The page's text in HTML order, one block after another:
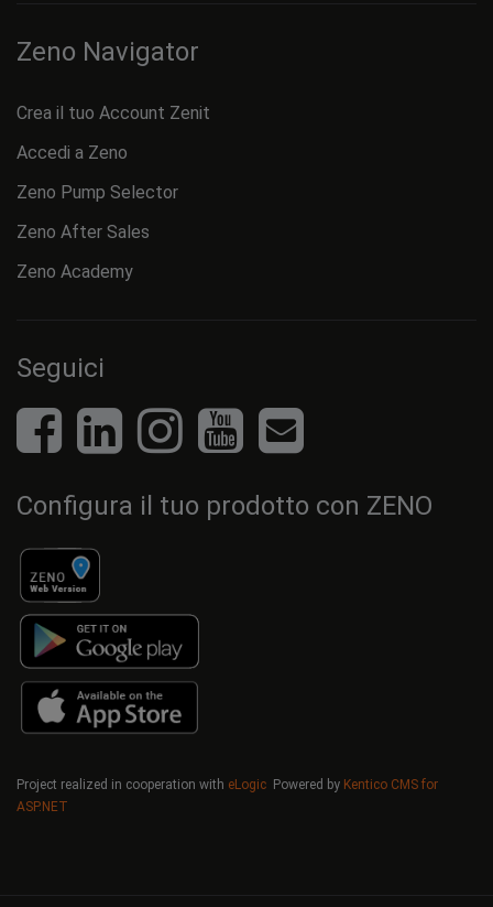
Zeno Navigator
Crea il tuo Account Zenit
Accedi a Zeno
Zeno Pump Selector
Zeno After Sales
Zeno Academy
Seguici
Configura il tuo prodotto con ZENO
Project realized in cooperation with eLogic Powered by Kentico CMS for
ASP.NET